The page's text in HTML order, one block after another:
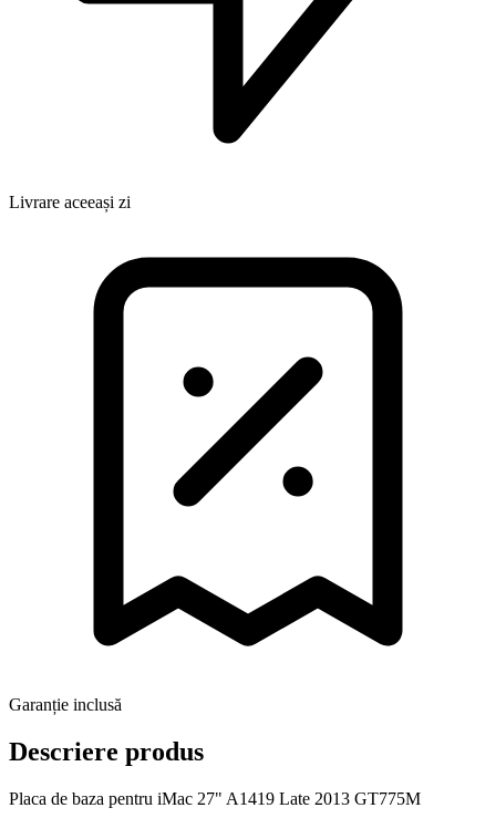
Livrare aceeași zi
Garanție inclusă
Descriere produs
Placa de baza pentru iMac 27" A1419 Late 2013 GT775M